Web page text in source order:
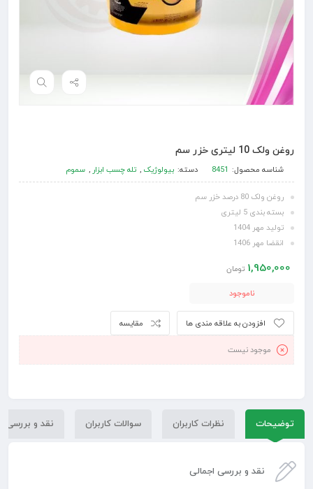
روغن ولک 10 لیتری خزر سم
شناسه محصول: 8451 دسته: بیولوژیک , تله چسب ابزار , سموم
روغن ولک 80 درصد خزر سم
بسته بندی 5 لیتری
تولید مهر 1404
انقضا مهر 1406
1,950,000 تومان
ناموجود
مقایسه افزودن به علاقه مندی ها
موجود نیست
توضیحات نظرات کاربران سوالات کاربران نقد و بررسی
نقد و بررسی اجمالی